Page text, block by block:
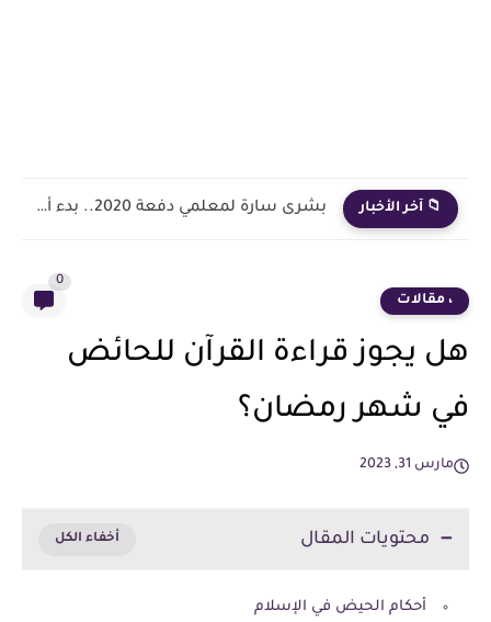
📁 آخر الأخبار بشرى سارة لمعلمي دفعة 2020.. بدء أول خطوة رسمية في...
، مقالات
0
هل يجوز قراءة القرآن للحائض
في شهر رمضان؟
مارس 31, 2023
محتويات المقال
أحكام الحيض في الإسلام